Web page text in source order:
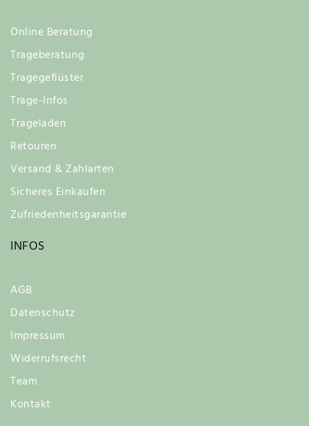
Online Beratung
Trageberatung
Tragegeflüster
Trage-Infos
Trageladen
Retouren
Versand & Zahlarten
Sicheres Einkaufen
Zufriedenheitsgarantie
INFOS
AGB
Datenschutz
Impressum
Widerrufsrecht
Team
Kontakt